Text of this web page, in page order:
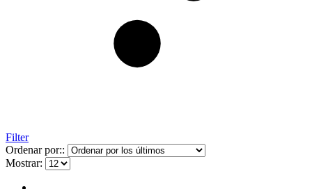
Filter
Ordenar por::
Mostrar: